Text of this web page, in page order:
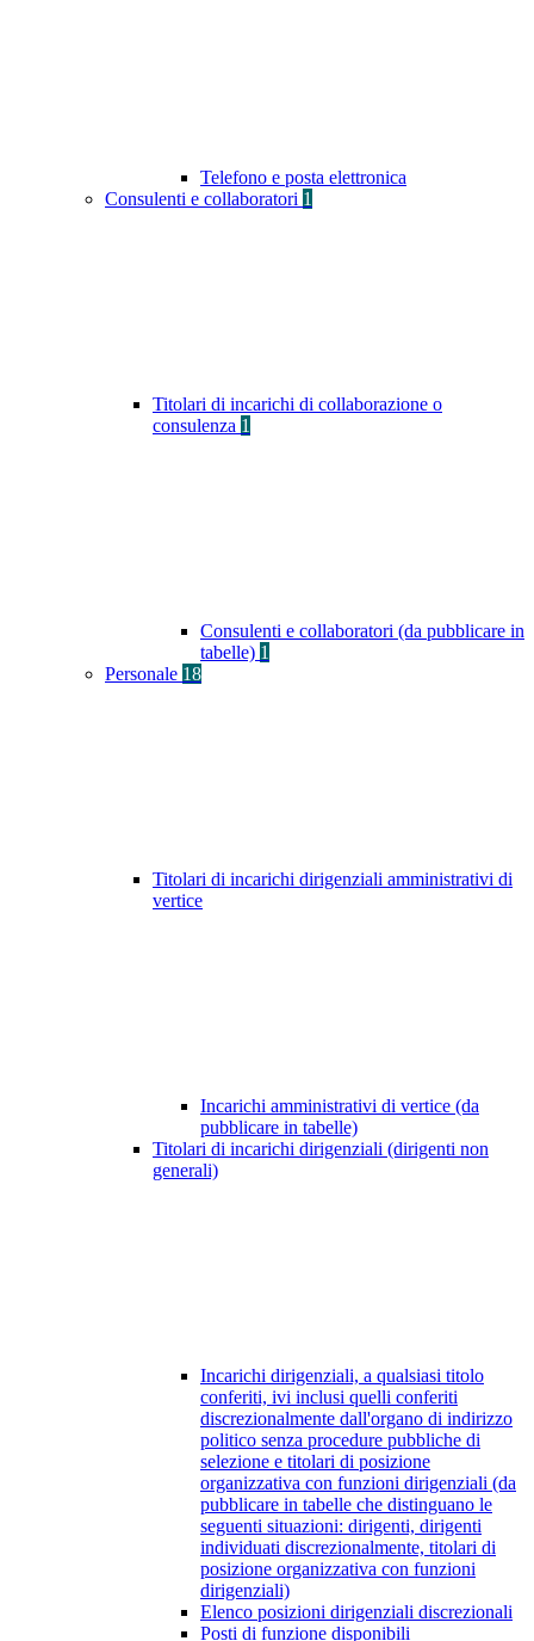
Telefono e posta elettronica
Consulenti e collaboratori 1
Titolari di incarichi di collaborazione o
consulenza 1
Consulenti e collaboratori (da pubblicare in
tabelle) 1
Personale 18
Titolari di incarichi dirigenziali amministrativi di
vertice
Incarichi amministrativi di vertice (da
pubblicare in tabelle)
Titolari di incarichi dirigenziali (dirigenti non
generali)
Incarichi dirigenziali, a qualsiasi titolo
conferiti, ivi inclusi quelli conferiti
discrezionalmente dall'organo di indirizzo
politico senza procedure pubbliche di
selezione e titolari di posizione
organizzativa con funzioni dirigenziali (da
pubblicare in tabelle che distinguano le
seguenti situazioni: dirigenti, dirigenti
individuati discrezionalmente, titolari di
posizione organizzativa con funzioni
dirigenziali)
Elenco posizioni dirigenziali discrezionali
Posti di funzione disponibili